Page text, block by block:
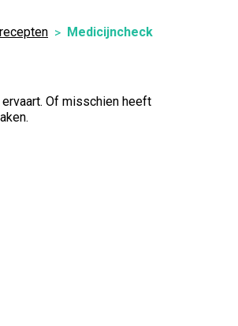
Medicijncheck
Of misschien heeft